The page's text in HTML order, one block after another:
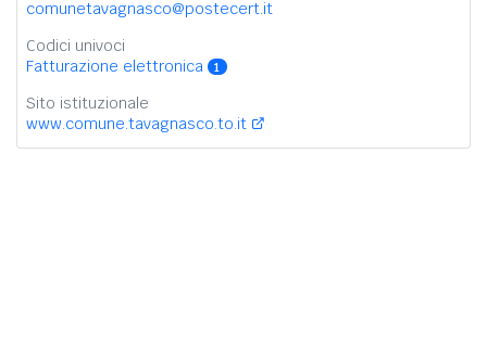
comunetavagnasco@postecert.it
Codici univoci
Fatturazione elettronica
1
Sito istituzionale
www.comune.tavagnasco.to.it